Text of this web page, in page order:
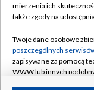
Naziemna
Rada Programowa
System NOS
Informacje o
mierzenia ich
także zgody na
Twoje dane osobowe
poszczególnych
zapisywane za pomocą
WWW lub innych